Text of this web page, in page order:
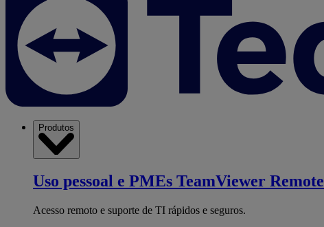
Produtos
Uso pessoal e PMEs TeamViewer Remote
Acesso remoto e suporte de TI rápidos e seguros.